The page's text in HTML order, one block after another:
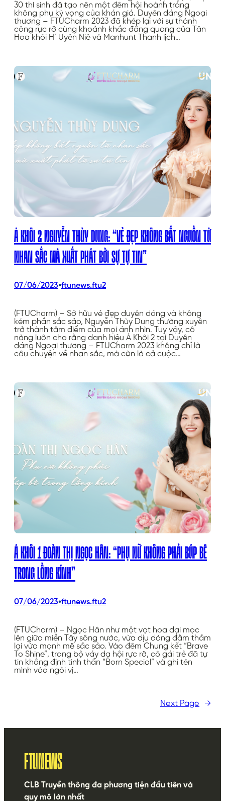
30 thí sinh đã tạo nên một đêm hội hoành tráng
không phụ kỳ vọng của khán giả. Duyên dáng Ngoại
thương – FTUCharm 2023 đã khép lại với sự thành
công rực rỡ cùng khoảnh khắc đăng quang của Tân
Hoa khôi H’ Uyên Niê và Manhunt Thanh lịch…
Á KHÔI 2 NGUYỄN THÙY DUNG: “VẺ ĐẸP KHÔNG BẮT NGUỒN TỪ
NHAN SẮC MÀ XUẤT PHÁT BỞI SỰ TỰ TIN”
07/06/2023•ftunews.ftu2
(FTUCharm) – Sở hữu vẻ đẹp duyên dáng và không
kém phần sắc sảo, Nguyễn Thùy Dung thường xuyên
trở thành tâm điểm của mọi ánh nhìn. Tuy vậy, cô
nàng luôn cho rằng danh hiệu Á Khôi 2 tại Duyên
dáng Ngoại thương – FTUCharm 2023 không chỉ là
câu chuyện về nhan sắc, mà còn là cả cuộc…
Á KHÔI 1 ĐOÀN THỊ NGỌC HÂN: “PHỤ NỮ KHÔNG PHẢI BÚP BÊ
TRONG LỒNG KÍNH”
07/06/2023•ftunews.ftu2
(FTUCharm) – Ngọc Hân như một vạt hoa dại mọc
lên giữa miền Tây sông nước, vừa dịu dàng đằm thắm
lại vừa mạnh mẽ sắc sảo. Vào đêm Chung kết “Brave
To Shine”, trong bộ váy dạ hội rực rỡ, cô gái trẻ đã tự
tin khẳng định tinh thần “Born Special” và ghi tên
mình vào ngôi vị…
Next Page →
FTUNEWS
CLB Truyền thông đa phương tiện đầu tiên và
quy mô lớn nhất